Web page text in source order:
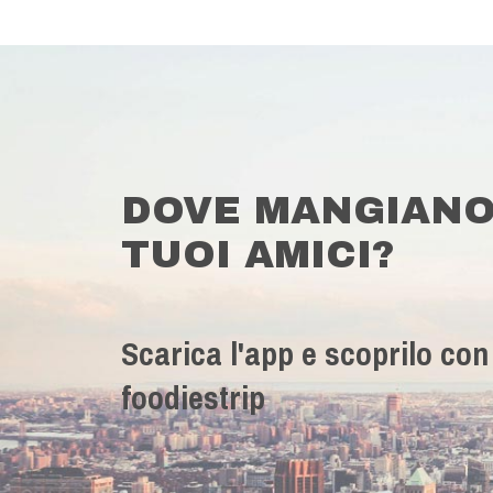
DOVE
TUOI AMICI?
Scarica l'app e scoprilo con
foodiestrip